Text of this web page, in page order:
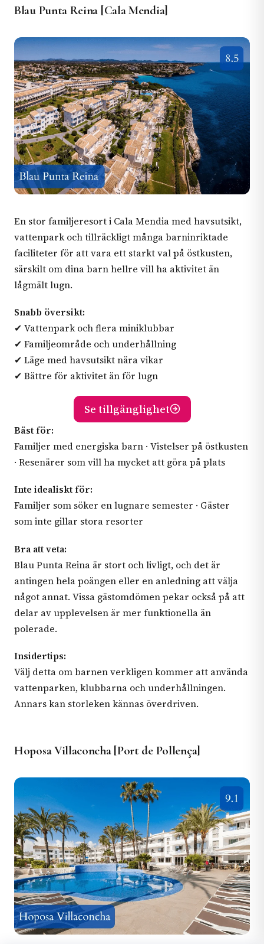
Blau Punta Reina [Cala Mendia]
En stor familjeresort i Cala Mendia med havsutsikt,
vattenpark och tillräckligt många barninriktade
faciliteter för att vara ett starkt val på östkusten,
särskilt om dina barn hellre vill ha aktivitet än
lågmält lugn.
Snabb översikt:
✔ Vattenpark och flera miniklubbar
✔ Familjeområde och underhållning
✔ Läge med havsutsikt nära vikar
✔ Bättre för aktivitet än för lugn
Se tillgänglighet
Bäst för:
Familjer med energiska barn · Vistelser på östkusten
· Resenärer som vill ha mycket att göra på plats
Inte idealiskt för:
Familjer som söker en lugnare semester · Gäster
som inte gillar stora resorter
Bra att veta:
Blau Punta Reina är stort och livligt, och det är
antingen hela poängen eller en anledning att välja
något annat. Vissa gästomdömen pekar också på att
delar av upplevelsen är mer funktionella än
polerade.
Insidertips:
Välj detta om barnen verkligen kommer att använda
vattenparken, klubbarna och underhållningen.
Annars kan storleken kännas överdriven.
Hoposa Villaconcha [Port de Pollença]